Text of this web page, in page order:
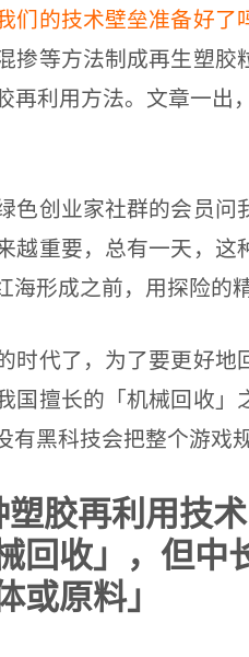
们的技术壁垒准备好了
掺等方法制成再生塑胶
再利用方法。文章一出
创业家社群的会员问
越重要，总有一天，这
形成之前，用探险的
代了，为了要更好地
国擅长的「机械回收」
黑科技会把整个游戏
胶再利用技
回收」，但中
原料」